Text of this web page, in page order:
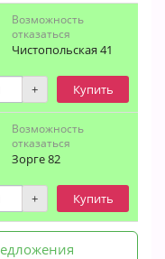
Возможность
отказаться
Чистопольская 41
+ Купить
Возможность
отказаться
Зорге 82
+ Купить